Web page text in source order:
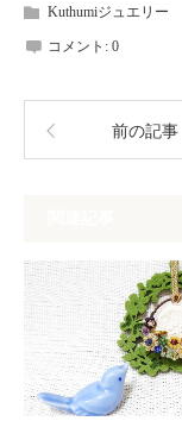
Kuthumiジュエリー
コメント: 0
前の記事